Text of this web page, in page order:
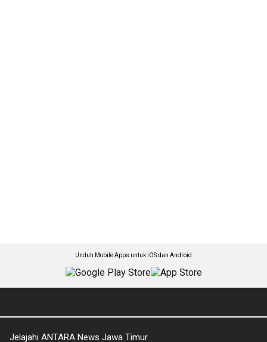
Unduh Mobile Apps untuk iOS dan Android
Jelajahi ANTARA News Jawa Timur